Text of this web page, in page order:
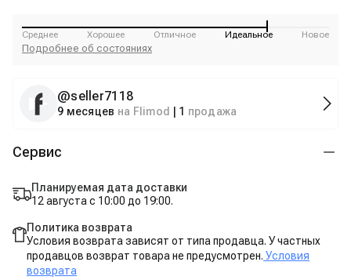
Среднее Хорошее Отличное Идеальное Новое
Подробнее об состояниях
@seller7118
9 месяцев на Flimod 1 продажа
Сервис
Планируемая дата доставки
12 августа с 10:00 до 19:00.
Политика возврата
Условия возврата зависят от типа продавца. У частных
продавцов возврат товара не предусмотрен. Условия
возврата